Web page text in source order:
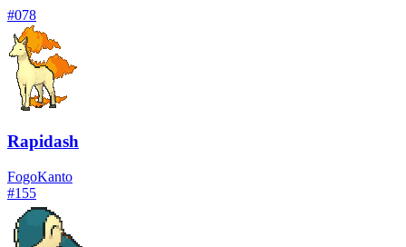
#078
Rapidash
FogoKanto
#155